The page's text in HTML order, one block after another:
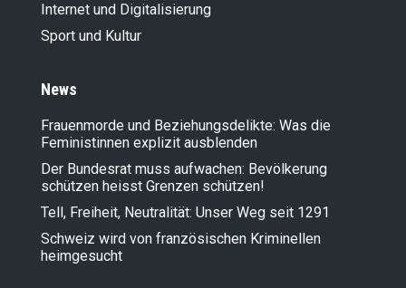
Internet und Digitalisierung
Sport und Kultur
News
Frauenmorde und Beziehungsdelikte: Was die
Feministinnen explizit ausblenden
Der Bundesrat muss aufwachen: Bevölkerung
schützen heisst Grenzen schützen!
Tell, Freiheit, Neutralität: Unser Weg seit 1291
Schweiz wird von französischen Kriminellen
heimgesucht